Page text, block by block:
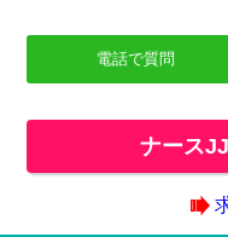
電話で質問
ナース